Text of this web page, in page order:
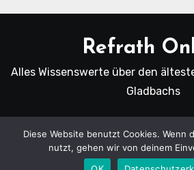
Refrath
Alles Wissenswerte über den
Gladbachs
Copyright Refrath Online © Alle
Diese Website benutzt Cookies. Wenn
nutzt, gehen wir von deinem